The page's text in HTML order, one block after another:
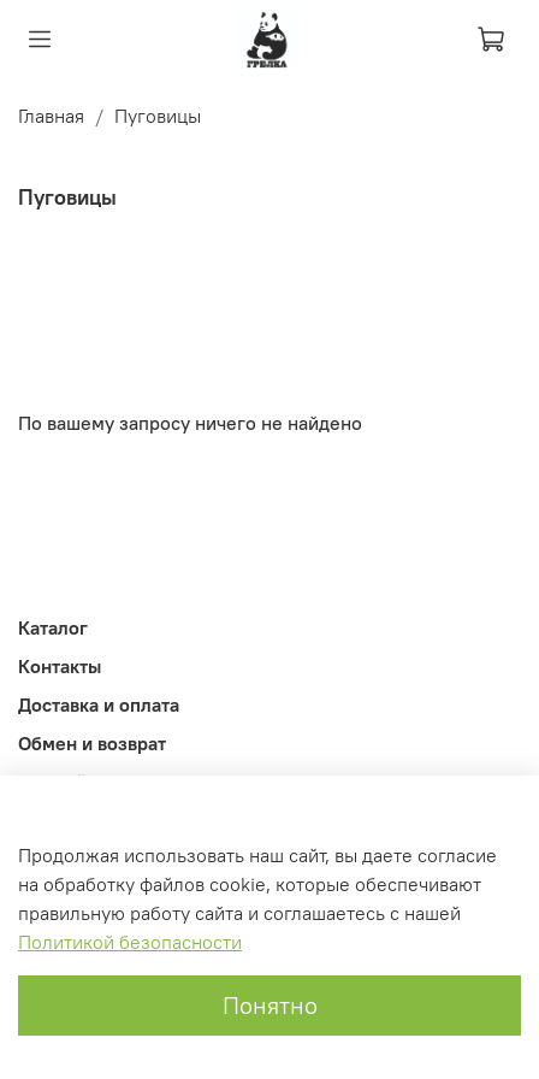
Главная Пуговицы
Пуговицы
По вашему запросу ничего не найдено
Каталог
Контакты
Доставка и оплата
Обмен и возврат
Личный кабинет
Продолжая использовать наш сайт, вы даете согласие
на обработку файлов cookie, которые обеспечивают
правильную работу сайта и соглашаетесь с нашей
Политикой безопасности
Понятно